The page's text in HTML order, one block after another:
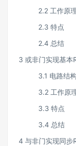
2.2 工作原
2.3 特点
2.4 总结
3 或非门实现基本
3.1 电路结构
3.2 工作原
3.3 特点
3.4 总结
4 与非门实现同步